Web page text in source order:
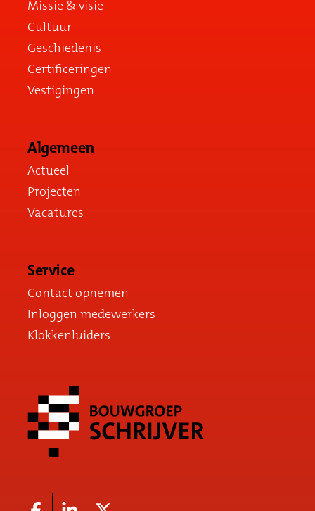
Missie & visie
Cultuur
Geschiedenis
Certificeringen
Vestigingen
Algemeen
Actueel
Projecten
Vacatures
Service
Contact opnemen
Inloggen medewerkers
Klokkenluiders